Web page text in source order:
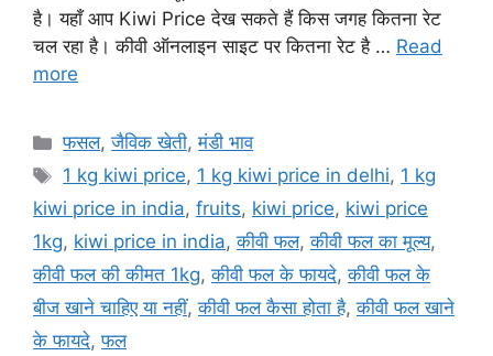
है। यहाँ आप Kiwi Price देख सकते हैं किस जगह कितना रेट
चल रहा है। कीवी ऑनलाइन साइट पर कितना रेट है … Read
more
Categories
फसल,जैविक खेती,मंडी भाव
Tags
1 kg kiwi price, 1 kg kiwi price in delhi, 1 kg
kiwi price in india, fruits, kiwi price, kiwi price
1kg, kiwi price in india,कीवी फल,कीवी फल का मूल्य,
कीवी फल की कीमत 1kg,कीवी फल के फायदे,कीवी फल के
बीज खाने चाहिए या नहीं,कीवी फल कैसा होता है,कीवी फल खाने
के फायदे,फल